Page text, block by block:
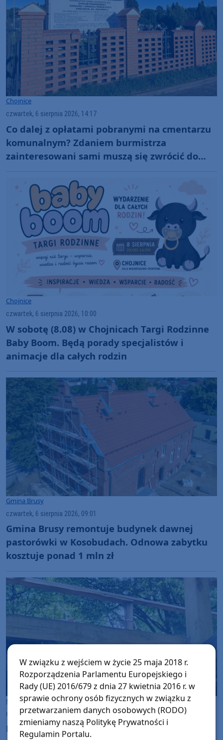
Chojnice
czwartek, 6 sierpnia 2026, 14:17
Co dalej z opłatami pobranymi na cmentarzu
komunalnym? Zdaniem burmistrza
zainteresowani sami muszą się zwrócić do
Chojnice
czwartek, 6 sierpnia 2026, 10:00
W sobotę (8.08) w Chojnicach Targi Rodzinne
Baby Boom. Będą porady specjalistów i
animacje dla całych rodzin
Gmina Brusy
czwartek, 6 sierpnia 2026, 09:01
Gmina Brusy remontuje budynek dawnej
pastorówki w Kosobudach. Odnowa zabytku
kosztuje ponad 1 mln zł
Gmina Czersk
czwartek, 6 sierpnia 2026, 07:37
Most we Wiecku uszkodzony przez ciężki
W związku z wejściem w życie 25 maja 2018 r.
Rozporządzenia Parlamentu Europejskiego i
Rady (UE) 2016/679 z dnia 27 kwietnia 2016 r. w
sprawie ochrony osób fizycznych w związku z
przetwarzaniem danych osobowych (RODO)
zmieniamy naszą Politykę Prywatności i
Regulamin Portalu.